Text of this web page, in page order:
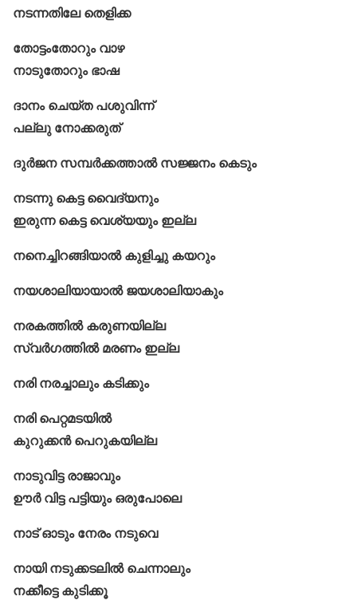
നടന്നതിലേ തെളിക്ക
തോട്ടംതോറും വാഴ
നാടുതോറും ഭാഷ
ദാനം ചെയ്ത പശുവിന്ന്
പല്ലു നോക്കരുത്‌
ദുര്‍ജന സമ്പർക്കത്താൽ സജ്ജനം കെടും
നടന്നു കെട്ട വൈദ്യനും
ഇരുന്ന കെട്ട വെശ്യയും ഇല്ല
നനെച്ചിറങ്ങിയാൽ കുളിച്ചു കയറും
നയശാലിയായാൽ ജയശാലിയാകും
നരകത്തിൽ കരുണയില്ല
സ്വര്‍ഗത്തില്‍ മരണം ഇല്ല
നരി നരച്ചാലും കടിക്കും
നരി പെറ്റമടയിൽ
കുറുക്കൻ പെറുകയില്ല
നാടുവിട്ട രാജാവും
ഊർ വിട്ട പട്ടിയും ഒരുപോലെ
നാട് ഓടും നേരം നടുവെ
നായി നടുക്കടലിൽ ചെന്നാലും
നക്കീട്ടെ കുടിക്കൂ